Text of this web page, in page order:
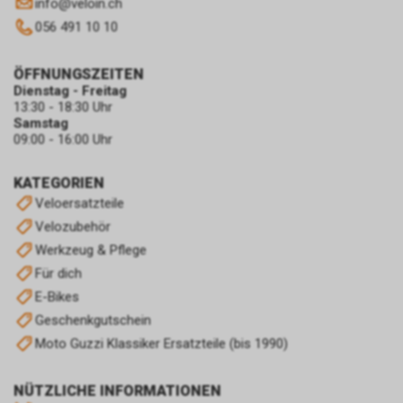
info@veloin.ch
056 491 10 10
KATEGORIEN
Veloersatzteile
Velozubehör
Werkzeug & Pflege
Für dich
E-Bikes
Geschenkgutschein
Moto Guzzi Klassiker Ersatzteile (bis 1990)
NÜTZLICHE INFORMATIONEN
ÖFFNUNGSZEITEN
Dienstag - Freitag
13:30 - 18:30 Uhr
Samstag
09:00 - 16:00 Uhr